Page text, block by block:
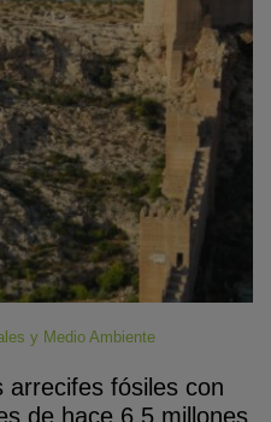
y Medio Ambiente
arrecifes fósiles con
de hace 6,5 millones